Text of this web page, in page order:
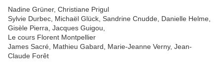
Nadine Grüner, Christiane Prigul
Sylvie Durbec, Michaël Glück, Sandrine Cnudde, Danielle Helme,
Gisèle Pierra, Jacques Guigou,
Le cours Florent Montpellier
James Sacré, Mathieu Gabard, Marie-Jeanne Verny, Jean-
Claude Forêt